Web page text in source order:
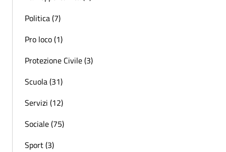
Politica (7)
Pro loco (1)
Protezione Civile (3)
Scuola (31)
Servizi (12)
Sociale (75)
Sport (3)